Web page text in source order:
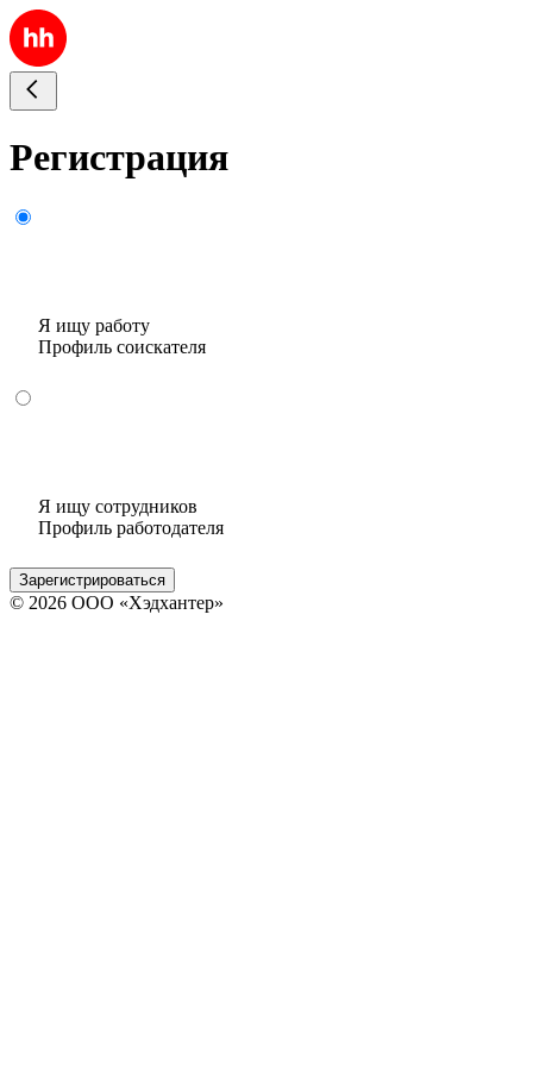
Регистрация
Я ищу работу
Профиль соискателя
Я ищу сотрудников
Профиль работодателя
Зарегистрироваться
© 2026 ООО «Хэдхантер»